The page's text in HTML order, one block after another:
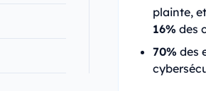
plainte,
16% des
70% des